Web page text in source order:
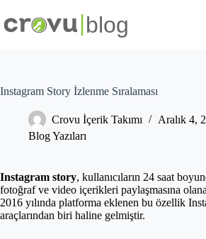
to
content
Instagram Story İzlenme Sıralaması
Crovu İçerik Takımı
Aralık 4,
Blog Yazıları
Instagram story, kullanıcıların 24 saat
fotoğraf ve video içerikleri paylaşmasına
2016 yılında platforma eklenen bu özellik
araçlarından biri haline gelmiştir.